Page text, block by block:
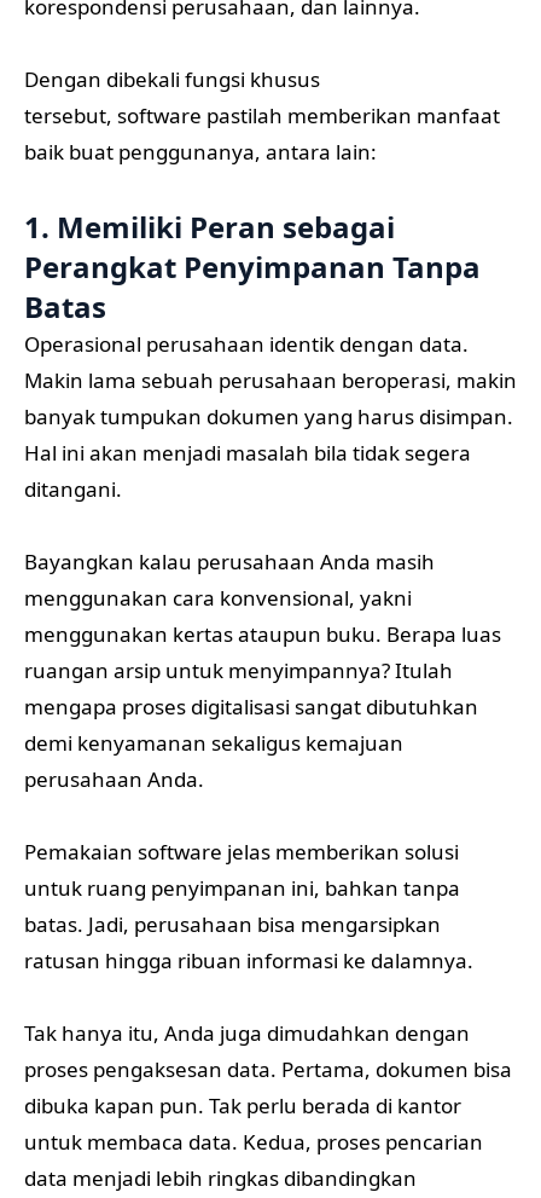
korespondensi perusahaan, dan lainnya.
Dengan dibekali fungsi khusus
tersebut, software pastilah memberikan manfaat
baik buat penggunanya, antara lain:
1. Memiliki Peran sebagai
Perangkat Penyimpanan Tanpa
Batas
Operasional perusahaan identik dengan data.
Makin lama sebuah perusahaan beroperasi, makin
banyak tumpukan dokumen yang harus disimpan.
Hal ini akan menjadi masalah bila tidak segera
ditangani.
Bayangkan kalau perusahaan Anda masih
menggunakan cara konvensional, yakni
menggunakan kertas ataupun buku. Berapa luas
ruangan arsip untuk menyimpannya? Itulah
mengapa proses digitalisasi sangat dibutuhkan
demi kenyamanan sekaligus kemajuan
perusahaan Anda.
Pemakaian software jelas memberikan solusi
untuk ruang penyimpanan ini, bahkan tanpa
batas. Jadi, perusahaan bisa mengarsipkan
ratusan hingga ribuan informasi ke dalamnya.
Tak hanya itu, Anda juga dimudahkan dengan
proses pengaksesan data. Pertama, dokumen bisa
dibuka kapan pun. Tak perlu berada di kantor
untuk membaca data. Kedua, proses pencarian
data menjadi lebih ringkas dibandingkan